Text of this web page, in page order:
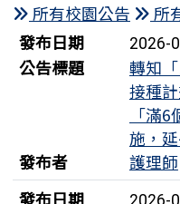
本市布可星球網
臺南市北門區文
科長期代理教師第
宣導落實花生
以防治黃麴毒素之
114年度決算書
所有校園公告
所
新聞列表
發布日期 2026-
公告標題
轉知
接種
「滿
施，
發布者
護理師
發布日期